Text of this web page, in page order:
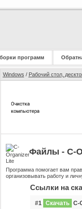
программ
Windows / Рабочий стол,
Файлы - C-
Программа помогает вам
организовывать работу и
Ссылки на
#1 Скачать C-